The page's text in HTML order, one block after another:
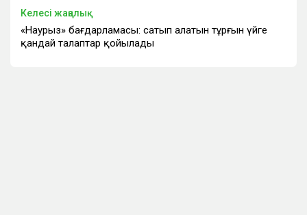
Келесі жаңалық
«Наурыз» бағдарламасы: сатып алатын тұрғын үйге
қандай талаптар қойылады